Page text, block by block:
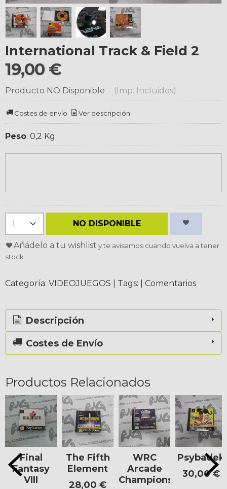
International Track & Field 2
19,00 €
Producto NO Disponible - (Imp. Incluidos)
Costes de envío Ver descripción
Peso: 0,2 Kg
NO DISPONIBLE
Añádelo a tu wishlist y te avisamos cuando vuelva a tener
stock
Categoría: VIDEOJUEGOS Tags: Comentarios
Descripción
Costes de Envío
Productos Relacionados
Final
Fantasy
VIII
The Fifth
Element
28,00 €
WRC
Arcade
Championship
Psybadek
30,00 €